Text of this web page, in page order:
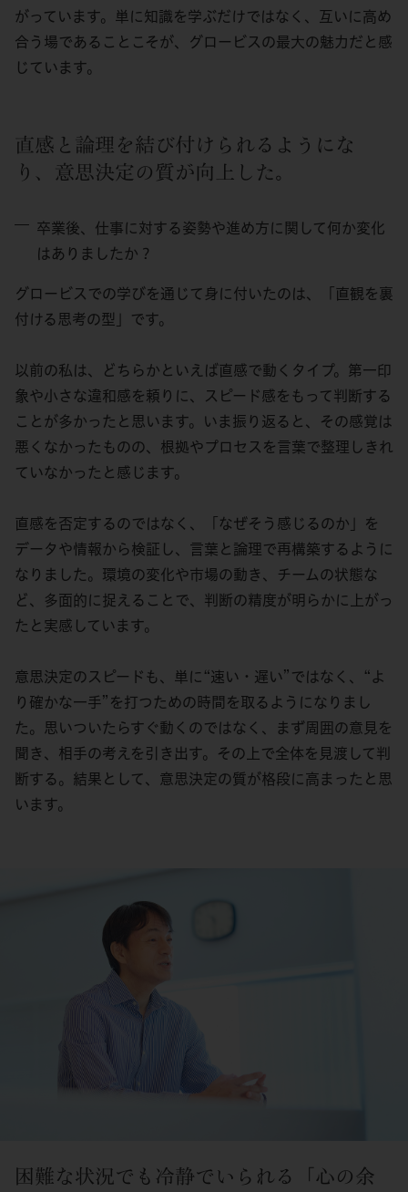
がっています。単に知識を学ぶだけではなく、互いに高め
合う場であることこそが、グロービスの最大の魅力だと感
じています。
直感と論理を結び付けられるようにな
り、意思決定の質が向上した。
卒業後、仕事に対する姿勢や進め方に関して何か変化
はありましたか？
グロービスでの学びを通じて身に付いたのは、「直観を裏
付ける思考の型」です。
以前の私は、どちらかといえば直感で動くタイプ。第一印
象や小さな違和感を頼りに、スピード感をもって判断する
ことが多かったと思います。いま振り返ると、その感覚は
悪くなかったものの、根拠やプロセスを言葉で整理しきれ
ていなかったと感じます。
直感を否定するのではなく、「なぜそう感じるのか」を
データや情報から検証し、言葉と論理で再構築するように
なりました。環境の変化や市場の動き、チームの状態な
ど、多面的に捉えることで、判断の精度が明らかに上がっ
たと実感しています。
意思決定のスピードも、単に“速い・遅い”ではなく、“よ
り確かな一手”を打つための時間を取るようになりまし
た。思いついたらすぐ動くのではなく、まず周囲の意見を
聞き、相手の考えを引き出す。その上で全体を見渡して判
断する。結果として、意思決定の質が格段に高まったと思
います。
困難な状況でも冷静でいられる「心の余